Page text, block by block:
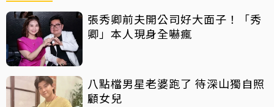
張秀卿前夫開公司好大面子！「秀
卿」本人現身全嚇瘋
八點檔男星老婆跑了 待深山獨自照
顧女兒